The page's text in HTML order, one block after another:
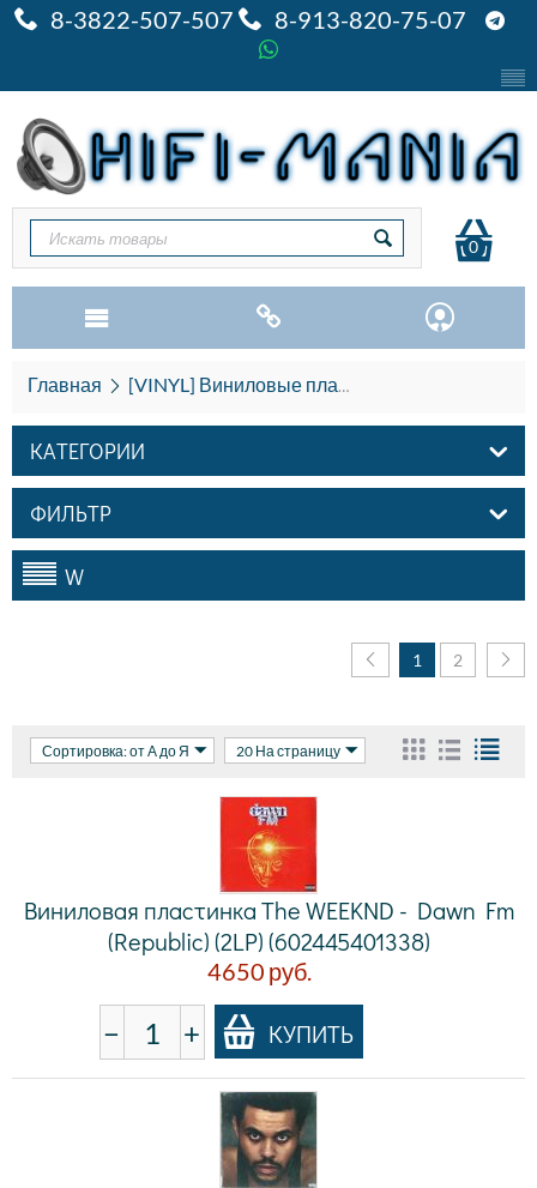
8-3822-507-507 8-913-820-75-07
0
Главная [VINYL] Виниловые пластинки
КАТЕГОРИИ
ФИЛЬТР
W
1 2
Сортировка: от А до Я 20 На страницу
Виниловая пластинка The WEEKND - Dawn Fm
(Republic) (2LP) (602445401338)
4650 руб.
− + КУПИТЬ